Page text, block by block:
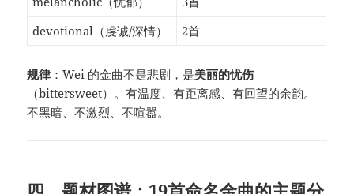
devotional（虔诚/深情）
2首
规律 ：Wei 的金曲不是悲剧，是美丽的忧伤
（bittersweet）。有温度、有距离感、有回望的余韵。
不黑暗、不激烈、不喧嚣。